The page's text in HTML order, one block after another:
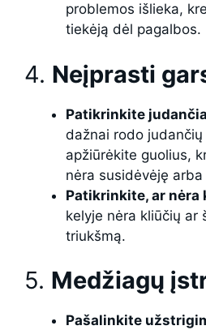
problemos išlieka,
tiekėją dėl pagalbos.
4. Neįprasti
Patikrinkite
dažnai rodo
apžiūrėkite guolius,
nėra susidėvėję
Patikrinkite, ar nėra
kelyje nėra kliūčių ar
triukšmą.
5. Medžiagų
Pašalinkite